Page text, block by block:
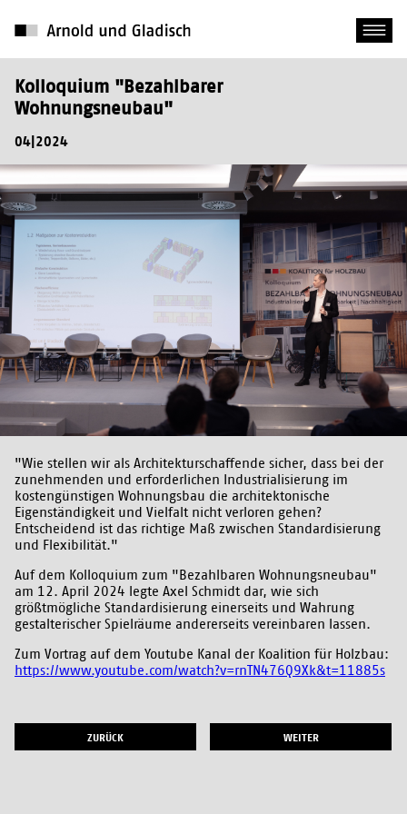
Kolloquium "Bezahlbarer
Wohnungsneubau"
04|2024
"Wie stellen wir als Architekturschaffende sicher, dass bei der
zunehmenden und erforderlichen Industrialisierung im
kostengünstigen Wohnungsbau die architektonische
Eigenständigkeit und Vielfalt nicht verloren gehen?
Entscheidend ist das richtige Maß zwischen Standardisierung
und Flexibilität."
Auf dem Kolloquium zum "Bezahlbaren Wohnungsneubau"
am 12. April 2024 legte Axel Schmidt dar, wie sich
größtmögliche Standardisierung einerseits und Wahrung
gestalterischer Spielräume andererseits vereinbaren lassen.
Zum Vortrag auf dem Youtube Kanal der Koalition für Holzbau:
https://www.youtube.com/watch?v=rnTN476Q9Xk&t=11885s
ZURÜCK WEITER